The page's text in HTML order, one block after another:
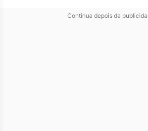
Continua depois da